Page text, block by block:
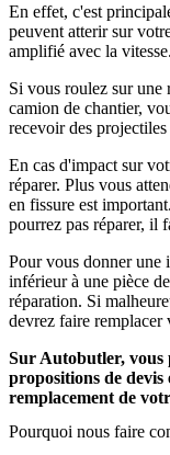
En effet, c'est
peuvent atterir sur
amplifié avec la vitesse.
Si vous roulez sur une
camion de chantier,
recevoir des
En cas d'impact sur
réparer. Plus vous
en fissure est
pourrez pas réparer, il
Pour vous donner une
inférieur à une pièce
réparation. Si
devrez faire remplacer
Sur Autobutler, vous
propositions de
remplacement de
Pourquoi nous faire